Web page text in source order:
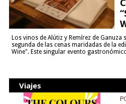
Los vinos de Alútiz y Remírez de
segunda de las cenas maridadas de la
Wine". Este singular evento
Viajes